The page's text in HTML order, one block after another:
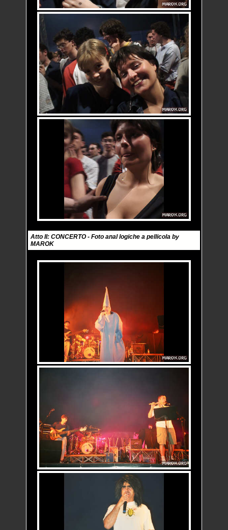
Atto II: CONCERTO - Foto anal logiche a pellicola by
MAROK